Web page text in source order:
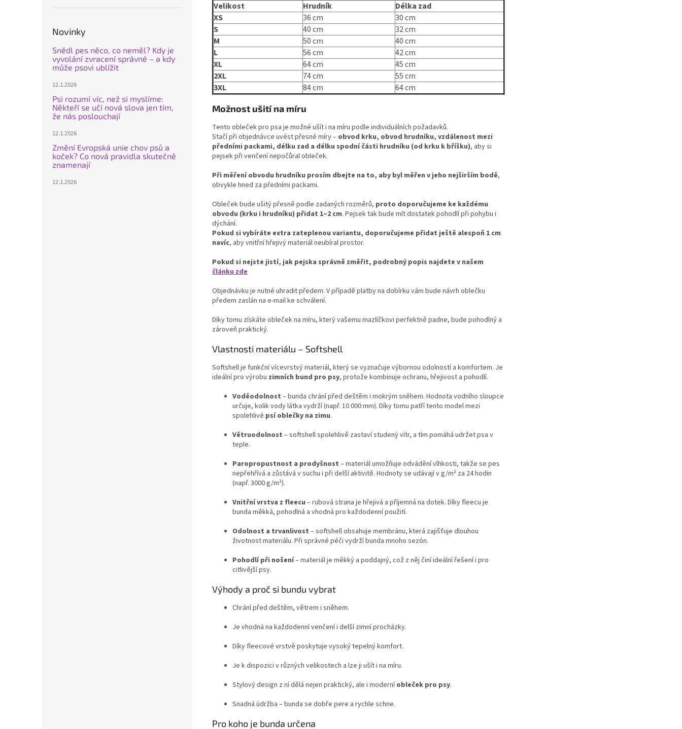
Novinky
Snědl pes něco, co neměl? Kdy je
vyvolání zvracení správné – a kdy
může psovi ublížit
12.1.2026
Psi rozumí víc, než si myslíme:
Někteří se učí nová slova jen tím,
že nás poslouchají
12.1.2026
Změní Evropská unie chov psů a
koček? Co nová pravidla skutečně
znamenají
12.1.2026
Velikost Hrudník
Délka zad
XS
36 cm
30 cm
S
40 cm
32 cm
M
50 cm
40 cm
L
56 cm
42 cm
XL
64 cm
45 cm
2XL
74 cm
55 cm
3XL
84 cm
64 cm
Možnost ušití na míru
Tento obleček pro psa je možné ušít i na míru podle individuálních požadavků.
Stačí při objednávce uvést přesné míry – obvod krku, obvod hrudníku, vzdálenost mezi
předními packami, délku zad a délku spodní části hrudníku (od krku k bříšku), aby si
pejsek při venčení nepočůral obleček.
Při měření obvodu hrudníku prosím dbejte na to, aby byl měřen v jeho nejširším bodě,
obvykle hned za předními packami.
Obleček bude ušitý přesně podle zadaných rozměrů, proto doporučujeme ke každému
obvodu (krku i hrudníku) přidat 1–2 cm. Pejsek tak bude mít dostatek pohodlí při pohybu i
dýchání.
Pokud si vybíráte extra zateplenou variantu, doporučujeme přidat ještě alespoň 1 cm
navíc, aby vnitřní hřejivý materiál neubíral prostor.
Pokud si nejste jistí, jak pejska správně změřit, podrobný popis najdete v našem
článku zde
Objednávku je nutné uhradit předem. V případě platby na dobírku vám bude návrh oblečku
předem zaslán na e-mail ke schválení.
Díky tomu získáte obleček na míru, který vašemu mazlíčkovi perfektně padne, bude pohodlný a
zároveň praktický.
Vlastnosti materiálu – Softshell
Softshell je funkční vícevrstvý materiál, který se vyznačuje výbornou odolností a komfortem. Je
ideální pro výrobu zimních bund pro psy, protože kombinuje ochranu, hřejivost a pohodlí.
Voděodolnost – bunda chrání před deštěm i mokrým sněhem. Hodnota vodního sloupce
určuje, kolik vody látka vydrží (např. 10 000 mm). Díky tomu patří tento model mezi
spolehlivé psí oblečky na zimu.
Větruodolnost – softshell spolehlivě zastaví studený vítr, a tím pomáhá udržet psa v
teple.
Paropropustnost a prodyšnost – materiál umožňuje odvádění vlhkosti, takže se pes
nepřehřívá a zůstává v suchu i při delší aktivitě. Hodnoty se udávají v g/m² za 24 hodin
(např. 3000 g/m²).
Vnitřní vrstva z fleecu – rubová strana je hřejivá a příjemná na dotek. Díky fleecu je
bunda měkká, pohodlná a vhodná pro každodenní použití.
Odolnost a trvanlivost – softshell obsahuje membránu, která zajišťuje dlouhou
životnost materiálu. Při správné péči vydrží bunda mnoho sezón.
Pohodlí při nošení– materiál je měkký a poddajný, což z něj činí ideální řešení i pro
citlivější psy.
Výhody a proč si bundu vybrat
Chrání před deštěm, větrem i sněhem.
Je vhodná na každodenní venčení i delší zimní procházky.
Díky fleecové vrstvě poskytuje vysoký tepelný komfort.
Je k dispozici v různých velikostech a lze ji ušít i na míru.
Stylový design z ní dělá nejen praktický, ale i moderníobleček pro psy.
Snadná údržba – bunda se dobře pere a rychle schne.
Pro koho je bunda určena